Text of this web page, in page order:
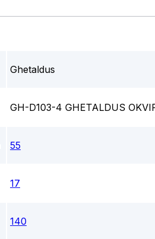
Ghetaldus
GH-D103-4 GHETALDUS
55
17
140